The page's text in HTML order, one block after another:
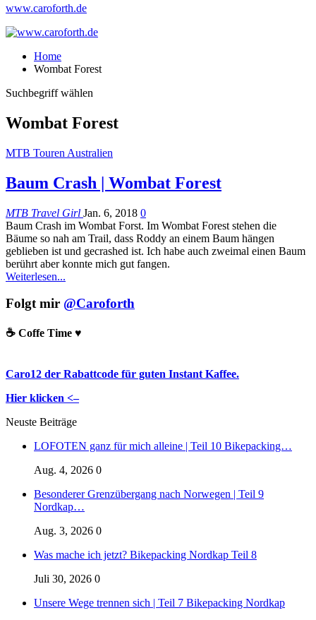
www.caroforth.de
Home
Wombat Forest
Suchbegriff wählen
Wombat Forest
MTB Touren Australien
Baum Crash | Wombat Forest
MTB Travel Girl Jan. 6, 2018 0
Baum Crash im Wombat Forst. Im Wombat Forest stehen die
Bäume so nah am Trail, dass Roddy an einem Baum hängen
geblieben ist und gecrashed ist. Ich habe auch zweimal einen Baum
berührt aber konnte mich gut fangen.
Weiterlesen...
Folgt mir @Caroforth
☕️ Coffe Time ♥️
Caro12 der Rabattcode für guten Instant Kaffee.
Hier klicken <–
Neuste Beiträge
LOFOTEN ganz für mich alleine | Teil 10 Bikepacking…
Aug. 4, 2026 0
Besonderer Grenzübergang nach Norwegen | Teil 9
Nordkap…
Aug. 3, 2026 0
Was mache ich jetzt? Bikepacking Nordkap Teil 8
Juli 30, 2026 0
Unsere Wege trennen sich | Teil 7 Bikepacking Nordkap